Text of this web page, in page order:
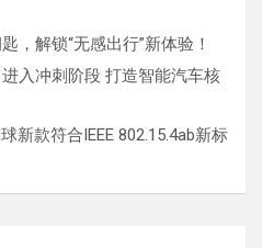
，解锁“无感出行”新体验！
入冲刺阶段 打造智能汽车核
新款符合IEEE 802.15.4ab新标